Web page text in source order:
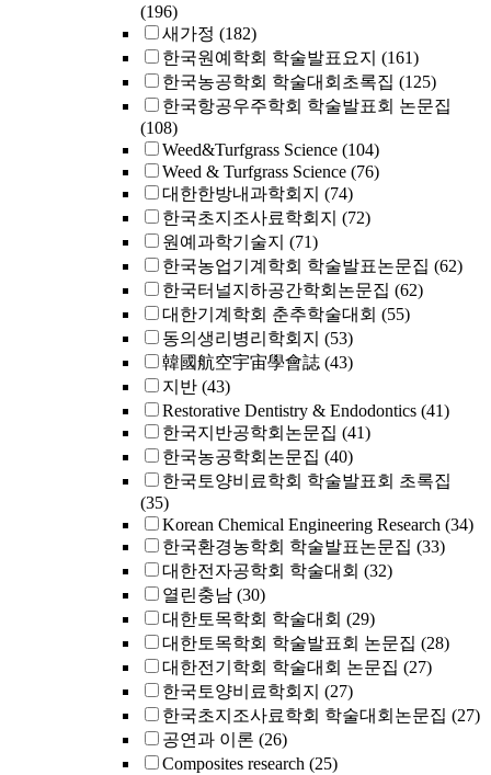
(196)
새가정 (182)
한국원예학회 학술발표요지 (161)
한국농공학회 학술대회초록집 (125)
한국항공우주학회 학술발표회 논문집
(108)
Weed&Turfgrass Science (104)
Weed & Turfgrass Science (76)
대한한방내과학회지 (74)
한국초지조사료학회지 (72)
원예과학기술지 (71)
한국농업기계학회 학술발표논문집 (62)
한국터널지하공간학회논문집 (62)
대한기계학회 춘추학술대회 (55)
동의생리병리학회지 (53)
韓國航空宇宙學會誌 (43)
지반 (43)
Restorative Dentistry & Endodontics (41)
한국지반공학회논문집 (41)
한국농공학회논문집 (40)
한국토양비료학회 학술발표회 초록집
(35)
Korean Chemical Engineering Research (34)
한국환경농학회 학술발표논문집 (33)
대한전자공학회 학술대회 (32)
열린충남 (30)
대한토목학회 학술대회 (29)
대한토목학회 학술발표회 논문집 (28)
대한전기학회 학술대회 논문집 (27)
한국토양비료학회지 (27)
한국초지조사료학회 학술대회논문집 (27)
공연과 이론 (26)
Composites research (25)